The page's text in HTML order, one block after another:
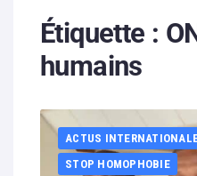
Contenus litigieux
Nous soutenir
Partenaires
Étiquette :
humains
ACTUS
STOP HOMOPHOBIE